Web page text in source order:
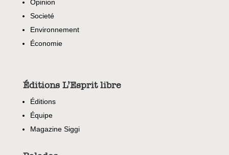
Opinion
Societé
Environnement
Économie
Éditions L’Esprit libre
Éditions
Équipe
Magazine Siggi